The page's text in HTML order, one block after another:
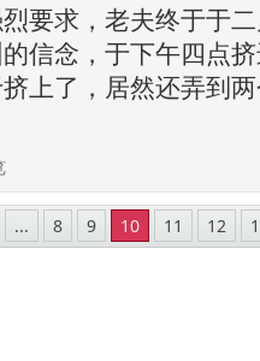
要求，老夫终于于
信念，于下午四点
上了，居然还弄到
... 8 9 10 11 12